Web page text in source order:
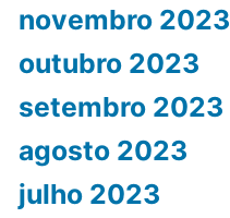
novembro 2023
outubro 2023
setembro 2023
agosto 2023
julho 2023